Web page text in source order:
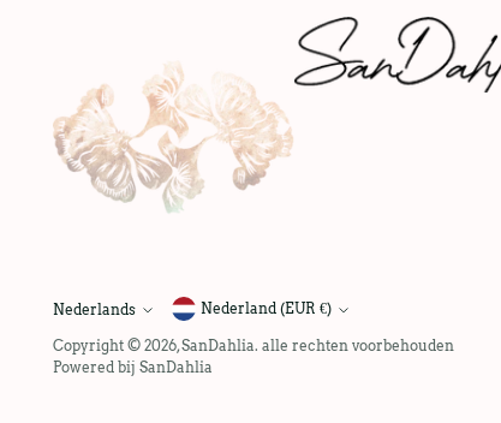
taal
Nederlands Nederland (EUR €)
Copyright © 2026,SanDahlia. alle rechten voorbehouden
Powered bij SanDahlia